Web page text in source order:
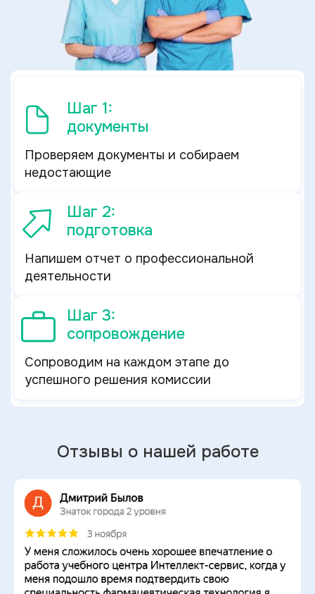
Шаг 1:
документы
Проверяем документы и собираем
недостающие
Шаг 2:
подготовка
Напишем отчет о профессиональной
деятельности
Шаг 3:
сопровождение
Сопроводим на каждом этапе до
успешного решения комиссии
Отзывы о нашей работе